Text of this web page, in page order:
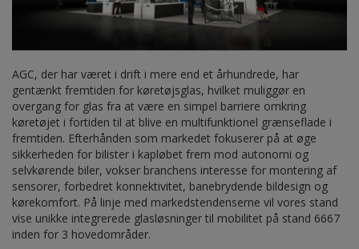
AGC, der har været i drift i mere end et århundrede, har
gentænkt fremtiden for køretøjsglas, hvilket muliggør en
overgang for glas fra at være en simpel barriere omkring
køretøjet i fortiden til at blive en multifunktionel grænseflade i
fremtiden. Efterhånden som markedet fokuserer på at øge
sikkerheden for bilister i kapløbet frem mod autonomi og
selvkørende biler, vokser branchens interesse for montering af
sensorer, forbedret konnektivitet, banebrydende bildesign og
kørekomfort. På linje med markedstendenserne vil vores stand
vise unikke integrerede glasløsninger til mobilitet på stand 6667
inden for 3 hovedområder.